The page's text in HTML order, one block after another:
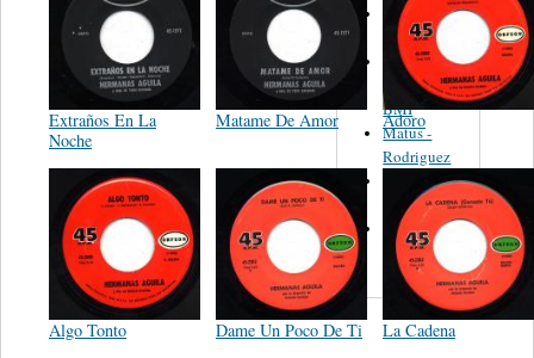
Extraños En La
Noche
Matame De Amor Adoro
Algo Tonto Dame Un Poco De Ti La Cadena
Martinez,
Felipe
Performance
Music Co.
BMI
Matus -
Rodriguez
Carleton -
Dixon
Abreu -
Oliverira